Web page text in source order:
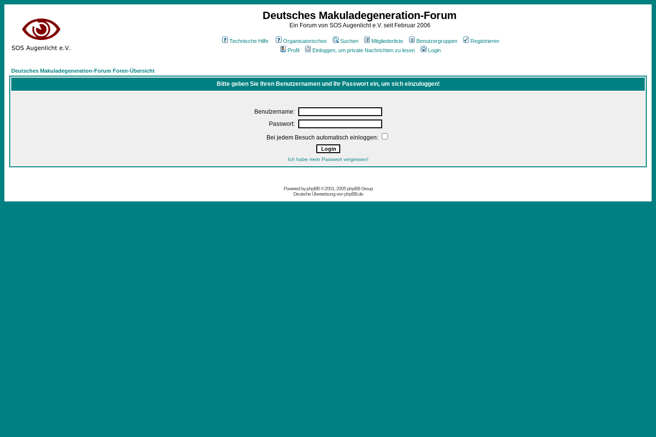
Deutsches Makuladegeneration-Forum
Ein Forum von SOS Augenlicht e.V. seit Februar 2006
Technische Hilfe Organisatorisches Suchen Mitgliederliste Benutzergruppen
Registrieren
Profil
Einloggen, um private Nachrichten zu lesen Login
Deutsches Makuladegeneration-Forum Foren-Übersicht
Bitte geben Sie Ihren Benutzernamen und Ihr Passwort ein, um sich einzuloggen!
Benutzername:
Passwort:
Bei jedem Besuch automatisch einloggen:
Ich habe mein Passwort vergessen!
Powered byphpBB© 2001, 2005 phpBB Group
Deutsche Übersetzung vonphpBB.de